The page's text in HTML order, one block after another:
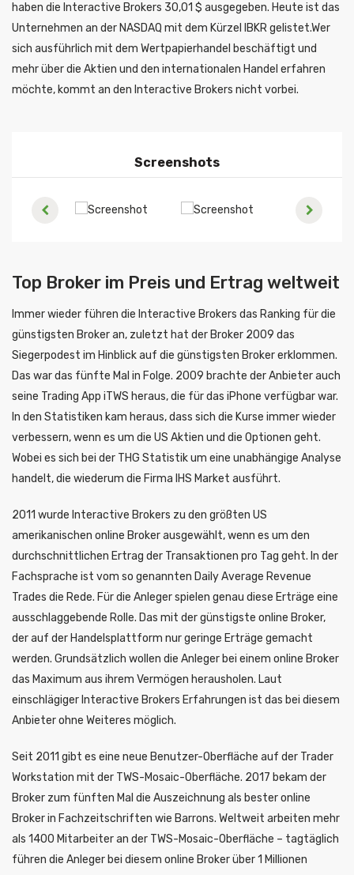
haben die Interactive Brokers 30,01 $ ausgegeben. Heute ist das
Unternehmen an der NASDAQ mit dem Kürzel IBKR gelistet.Wer
sich ausführlich mit dem Wertpapierhandel beschäftigt und
mehr über die Aktien und den internationalen Handel erfahren
möchte, kommt an den Interactive Brokers nicht vorbei.
Screenshots
Top Broker im Preis und Ertrag weltweit
Immer wieder führen die Interactive Brokers das Ranking für die
günstigsten Broker an, zuletzt hat der Broker 2009 das
Siegerpodest im Hinblick auf die günstigsten Broker erklommen.
Das war das fünfte Mal in Folge. 2009 brachte der Anbieter auch
seine Trading App iTWS heraus, die für das iPhone verfügbar war.
In den Statistiken kam heraus, dass sich die Kurse immer wieder
verbessern, wenn es um die US Aktien und die Optionen geht.
Wobei es sich bei der THG Statistik um eine unabhängige Analyse
handelt, die wiederum die Firma IHS Market ausführt.
2011 wurde Interactive Brokers zu den größten US
amerikanischen online Broker ausgewählt, wenn es um den
durchschnittlichen Ertrag der Transaktionen pro Tag geht. In der
Fachsprache ist vom so genannten Daily Average Revenue
Trades die Rede. Für die Anleger spielen genau diese Erträge eine
ausschlaggebende Rolle. Das mit der günstigste online Broker,
der auf der Handelsplattform nur geringe Erträge gemacht
werden. Grundsätzlich wollen die Anleger bei einem online Broker
das Maximum aus ihrem Vermögen herausholen. Laut
einschlägiger Interactive Brokers Erfahrungen ist das bei diesem
Anbieter ohne Weiteres möglich.
Seit 2011 gibt es eine neue Benutzer-Oberfläche auf der Trader
Workstation mit der TWS-Mosaic-Oberfläche. 2017 bekam der
Broker zum fünften Mal die Auszeichnung als bester online
Broker in Fachzeitschriften wie Barrons. Weltweit arbeiten mehr
als 1400 Mitarbeiter an der TWS-Mosaic-Oberfläche – tagtäglich
führen die Anleger bei diesem online Broker über 1 Millionen